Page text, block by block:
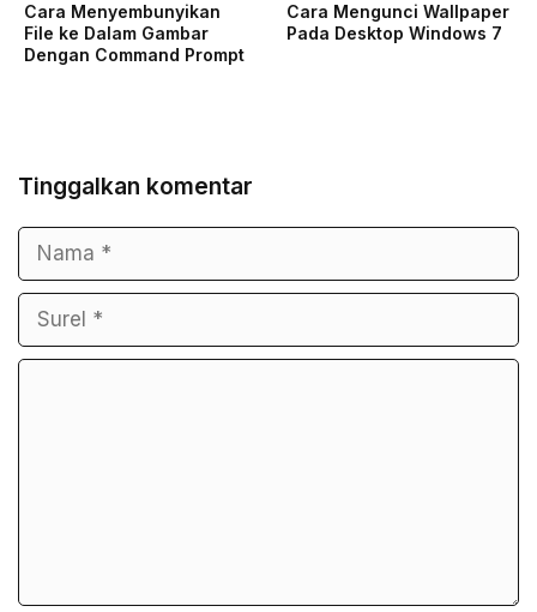
Cara Menyembunyikan
File ke Dalam Gambar
Dengan Command Prompt
Cara Mengunci Wallpaper
Pada Desktop Windows 7
Tinggalkan komentar
Nama
Surel
Komentar